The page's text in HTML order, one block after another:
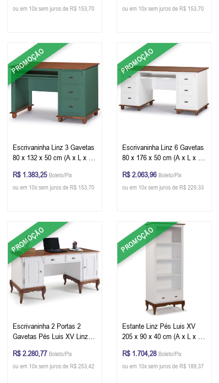
ou em 10x sem juros de R$ 153,70
ou em 10x sem juros de R$ 153,70
PROMOÇÃO
Escrivaninha Linz 3 Gavetas
80 x 132 x 50 cm (A x L x P)
Glazer
R$ 1.383,25 Boleto/Pix
ou em 10x sem juros de R$ 153,70
PROMOÇÃO
Escrivaninha Linz 6 Gavetas
80 x 176 x 50 cm (A x L x P)
R$ 2.063,96 Boleto/Pix
ou em 10x sem juros de R$ 229,33
PROMOÇÃO
Escrivaninha 2 Portas 2
Gavetas Pés Luis XV Linz
x L x P) - Cor Branco -
Imbuia Glazer
R$ 2.280,77 Boleto/Pix
ou em 10x sem juros de R$ 253,42
PROMOÇÃO
Estante Linz Pés Luis XV
205 x 90 x 40 cm (A x L x P)
R$ 1.704,28 Boleto/Pix
ou em 10x sem juros de R$ 189,37